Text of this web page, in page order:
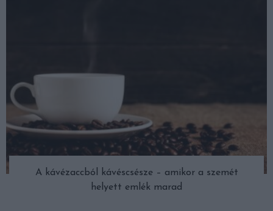
A kávézaccból kávéscsésze – amikor a szemét
helyett emlék marad